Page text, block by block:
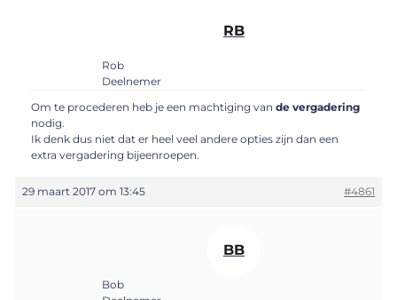
RB
Rob
Deelnemer
Om te procederen heb je een machtiging van de vergadering
nodig.
Ik denk dus niet dat er heel veel andere opties zijn dan een
extra vergadering bijeenroepen.
29 maart 2017 om 13:45 #4861
BB
Bob